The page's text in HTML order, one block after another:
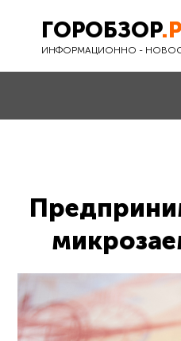
ГОРОБЗОР
ИНФОРМАЦИОННО -